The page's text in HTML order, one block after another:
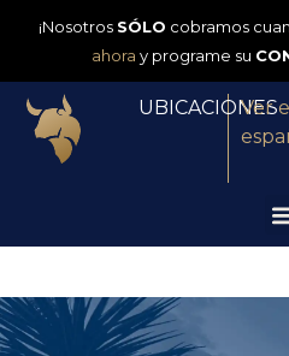
¡Nosotros SÓLO cobramos
ahora y programe su
UBICACIONES
Ver